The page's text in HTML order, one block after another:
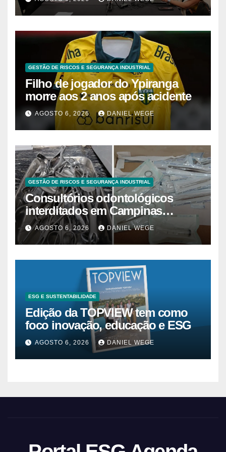
Brasil
GESTÃO DE RISCOS E SEGURANÇA INDUSTRIAL
Filho de jogador do Ypiranga
morre aos 2 anos após acidente
AGOSTO 6, 2026 DANIEL WEGE
GESTÃO DE RISCOS E SEGURANÇA INDUSTRIAL
Consultórios odontológicos
interditados em Campinas
superam 2025
AGOSTO 6, 2026 DANIEL WEGE
ESG E SUSTENTABILIDADE
Edição da TOPVIEW tem como
foco inovação, educação e ESG
AGOSTO 6, 2026 DANIEL WEGE